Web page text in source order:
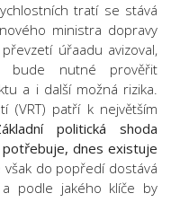
tratí se stává
ministra dopravy
úřaadu avizoval,
bude nutné prověřit
a i další možná rizika.
(VRT) patří k největším
politická shoda
potřebuje, dnes existuje
do popředí dostává
podle jakého klíče by